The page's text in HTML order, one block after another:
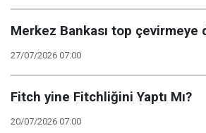
Merkez Bankası top çevirmeye
27/07/2026 07:00
Fitch yine Fitchliğini Yaptı Mı?
20/07/2026 07:00